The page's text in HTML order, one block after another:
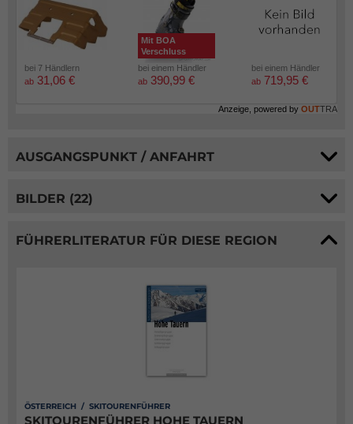
bei 7 Händlern
ab 31,06 €
Mit BOA
Verschluss
bei einem Händler
ab 390,99 €
bei einem Händler
ab 719,95 €
Anzeige, powered by OUTTRA
AUSGANGSPUNKT / ANFAHRT
BILDER (22)
FÜHRERLITERATUR FÜR DIESE REGION
ÖSTERREICH / SKITOURENFÜHRER
SKITOURENFÜHRER HOHE TAUERN